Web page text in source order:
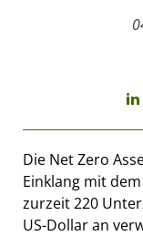
Die Net Zero
Einklang mit
zurzeit 220
US-Dollar an